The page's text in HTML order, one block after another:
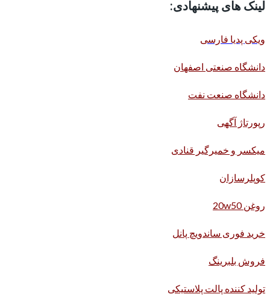
لینک های پیشنهادی:
ویکی پدیا فارسی
دانشگاه صنعتی اصفهان
دانشگاه صنعت نفت
رپورتاژ آگهی
میکسر و خمیرگیر قنادی
کوپلرسازان
روغن 20w50
خرید فوری ساندویچ پانل
فروش بلبرینگ
تولید کننده پالت پلاستیکی